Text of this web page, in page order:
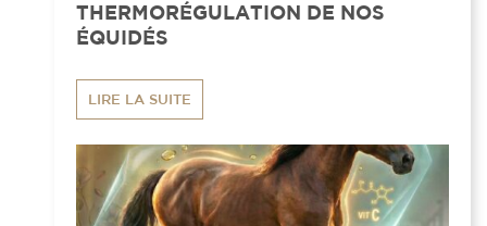
THERMORÉGULATION DE NOS
ÉQUIDÉS
LIRE LA SUITE